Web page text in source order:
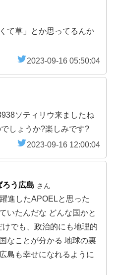
て草」とか思ってるんか
2023-09-16 05:50:04
ソティリウ来ましたね
しょうか?楽しみです?
2023-09-16 12:00:04
ろう広島 さん
進したAPOELと思った
いたんだな どんな国かと
でも、政治的にも地理的
なことが分かる 地球の裏
島も幸せになれるように